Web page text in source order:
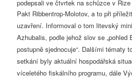
podepsali ve čtvrtek na schůzce v
Pakt Ribbentrop-Molotov, a to při
uzavření. Informoval o tom litevský
Azhubalis, podle jehož slov se „pohled
postupně sjednocuje“. Dalšími tématy
setkání byly aktuální hospodářská
víceletého fiskálního programu, dále